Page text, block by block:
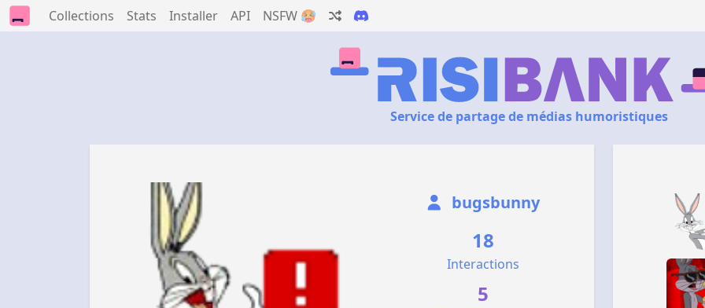
Collections Stats Installer API NSFW 🥵
Service de partage de médias humoristiques
bugsbunny
18
Interactions
5